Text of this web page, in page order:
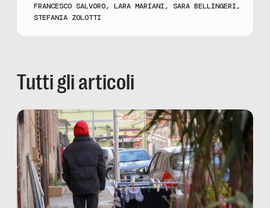
FRANCESCO SALVORO, LARA MARIANI, SARA BELLINGERI,
STEFANIA ZOLOTTI
Tutti gli articoli